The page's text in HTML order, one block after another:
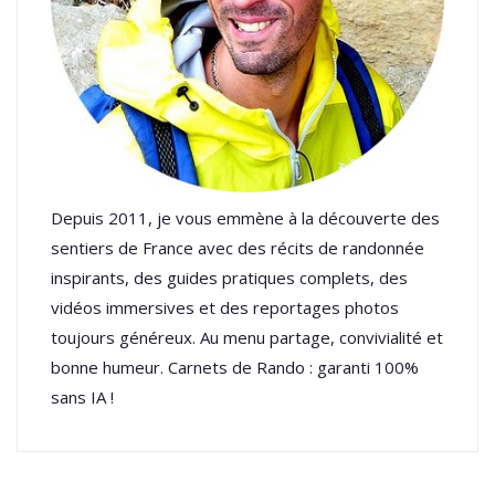
Depuis 2011, je vous emmène à la découverte des
sentiers de France avec des récits de randonnée
inspirants, des guides pratiques complets, des
vidéos immersives et des reportages photos
toujours généreux. Au menu partage, convivialité et
bonne humeur. Carnets de Rando : garanti 100%
sans IA !